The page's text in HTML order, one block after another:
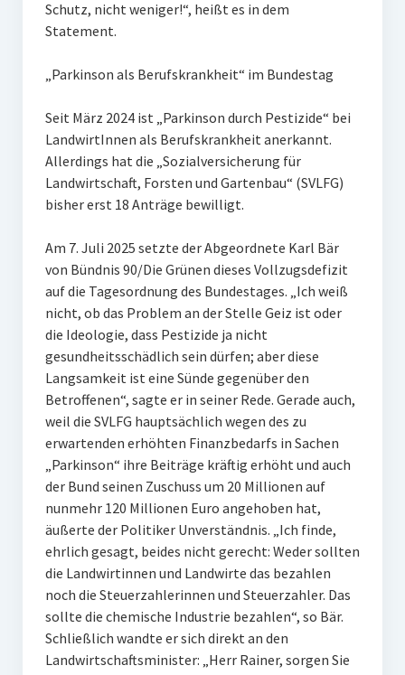
Schutz, nicht weniger!“, heißt es in dem
Statement.
„Parkinson als Berufskrankheit“ im Bundestag
Seit März 2024 ist „Parkinson durch Pestizide“ bei
LandwirtInnen als Berufskrankheit anerkannt.
Allerdings hat die „Sozialversicherung für
Landwirtschaft, Forsten und Gartenbau“ (SVLFG)
bisher erst 18 Anträge bewilligt.
Am 7. Juli 2025 setzte der Abgeordnete Karl Bär
von Bündnis 90/Die Grünen dieses Vollzugsdefizit
auf die Tagesordnung des Bundestages. „Ich weiß
nicht, ob das Problem an der Stelle Geiz ist oder
die Ideologie, dass Pestizide ja nicht
gesundheitsschädlich sein dürfen; aber diese
Langsamkeit ist eine Sünde gegenüber den
Betroffenen“, sagte er in seiner Rede. Gerade auch,
weil die SVLFG hauptsächlich wegen des zu
erwartenden erhöhten Finanzbedarfs in Sachen
„Parkinson“ ihre Beiträge kräftig erhöht und auch
der Bund seinen Zuschuss um 20 Millionen auf
nunmehr 120 Millionen Euro angehoben hat,
äußerte der Politiker Unverständnis. „Ich finde,
ehrlich gesagt, beides nicht gerecht: Weder sollten
die Landwirtinnen und Landwirte das bezahlen
noch die Steuerzahlerinnen und Steuerzahler. Das
sollte die chemische Industrie bezahlen“, so Bär.
Schließlich wandte er sich direkt an den
Landwirtschaftsminister: „Herr Rainer, sorgen Sie